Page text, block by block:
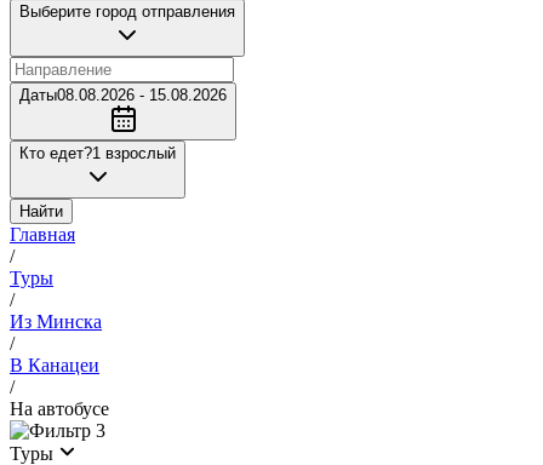
Выберите город отправления
Даты08.08.2026 - 15.08.2026
Кто едет?1 взрослый
Найти
Главная
/
Туры
/
Из Минска
/
В Канацеи
/
На автобусе
3
Туры